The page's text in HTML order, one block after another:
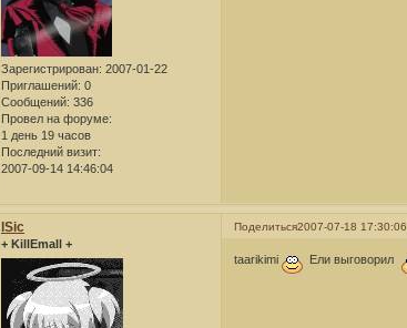
Зарегистрирован: 2007-01-22
Приглашений: 0
Сообщений: 336
Провел на форуме:
1 день 19 часов
Последний визит:
2007-09-14 14:46:04
Поделиться2007-07-18 17:30:06
lSic
+ KillEmall +
taarikimi Ели выговорил